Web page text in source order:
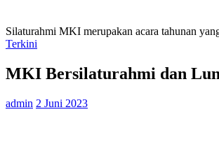
Silaturahmi MKI merupakan acara tahunan
Terkini
MKI Bersilaturahmi dan
admin 2 Juni 2023